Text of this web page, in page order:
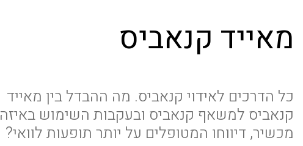
מאייד קנאביס
כל הדרכים לאידוי קנאביס. מה ההבדל בין מאייד
קנאביס למשאף קנאביס ובעקבות השימוש באיזה
מכשיר, דיווחו המטופלים על יותר תופעות לוואי?